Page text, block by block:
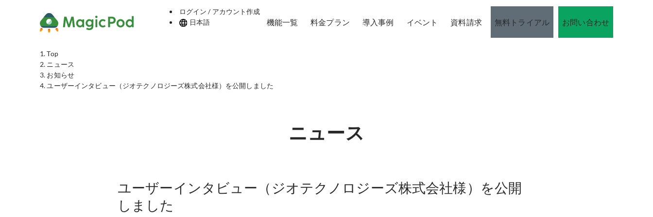
ログイン / アカウント作成
日本語
機能一覧 料金プラン 導入事例 イベント 資料請求 無料トライアル お問い合わせ
Top
ニュース
お知らせ
ユーザーインタビュー（ジオテクノロジーズ株式会社様）を公開しました
ニュース
ユーザーインタビュー（ジオテクノロジーズ株式会社様）を公開
しました